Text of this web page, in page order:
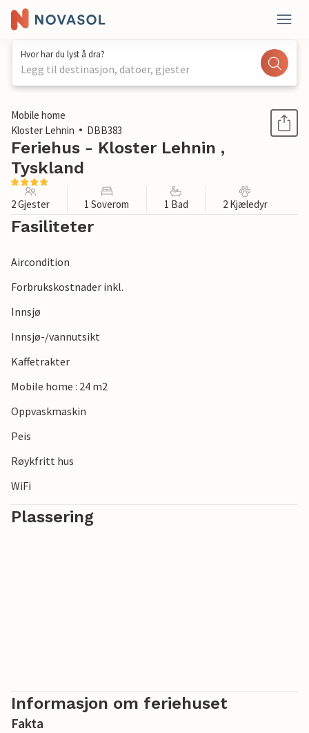
Hvor har du lyst å dra?
Legg til destinasjon, datoer, gjester
1 / 1
Mobile home
Kloster Lehnin
DBB383
Feriehus - Kloster Lehnin ,
Tyskland
2 Gjester 1 Soverom 1 Bad 2 Kjæledyr
Fasiliteter
Aircondition
Forbrukskostnader inkl.
Innsjø
Innsjø-/vannutsikt
Kaffetrakter
Mobile home : 24 m2
Oppvaskmaskin
Peis
Røykfritt hus
WiFi
Plassering
Informasjon om feriehuset
Fakta